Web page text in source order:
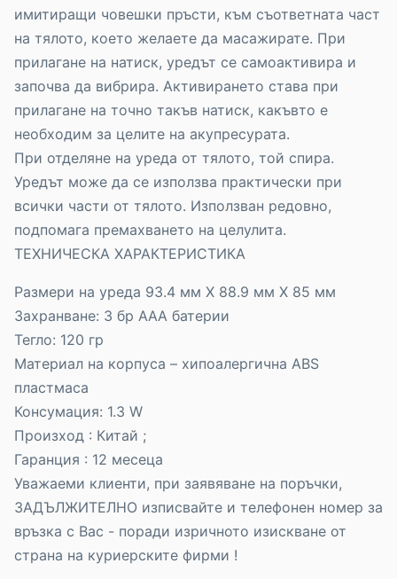
имитиращи човешки пръсти, към съответната част
на тялото, което желаете да масажирате. При
прилагане на натиск, уредът се самоактивира и
започва да вибрира. Активирането става при
прилагане на точно такъв натиск, какъвто е
необходим за целите на акупресурата.
При отделяне на уреда от тялото, той спира.
Уредът може да се използва практически при
всички части от тялото. Използван редовно,
подпомага премахването на целулита.
ТЕХНИЧЕСКА ХАРАКТЕРИСТИКА
Размери на уреда 93.4 мм Х 88.9 мм Х 85 мм
Захранване: 3 бр ААА батерии
Тегло: 120 гр
Материал на корпуса – хипоалергична ABS
пластмаса
Консумация: 1.3 W
Произход : Китай ;
Гаранция : 12 месеца
Уважаеми клиенти, при заявяване на поръчки,
ЗАДЪЛЖИТЕЛНО изписвайте и телефонен номер за
връзка с Вас - поради изричното изискване от
страна на куриерските фирми !